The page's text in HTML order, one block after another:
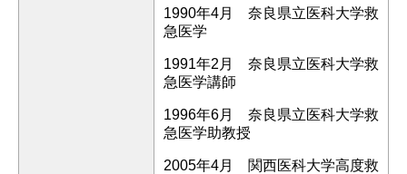
1990年4月 奈良県立医科大学救
急医学
1991年2月 奈良県立医科大学救
急医学講師
1996年6月 奈良県立医科大学救
急医学助教授
2005年4月 関西医科大学高度救